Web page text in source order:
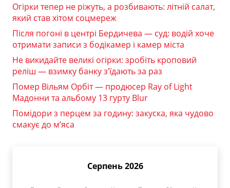
Огірки тепер не ріжуть, а розбивають: літній салат,
який став хітом соцмереж
Після погоні в центрі Бердичева — суд: водій хоче
отримати записи з бодікамер і камер міста
Не викидайте великі огірки: зробіть кроповий
реліш — взимку банку з’їдають за раз
Помер Вільям Орбіт — продюсер Ray of Light
Мадонни та альбому 13 гурту Blur
Помідори з перцем за годину: закуска, яка чудово
смакує до м’яса
Серпень 2026